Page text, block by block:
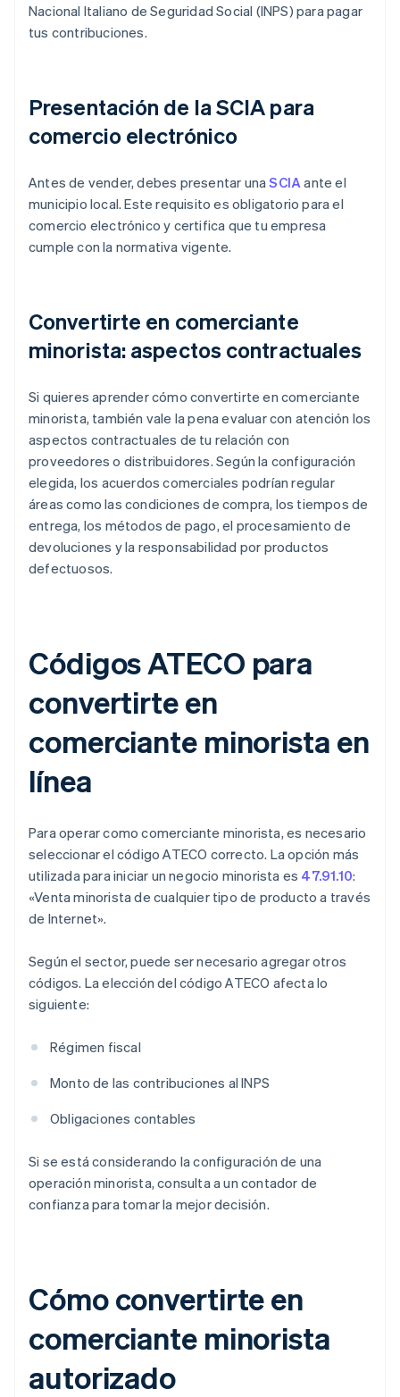
Nacional Italiano de Seguridad Social (INPS) para pagar
tus contribuciones.
Presentación de la SCIA para
comercio electrónico
Antes de vender, debes presentar unaSCIAante el
municipio local. Este requisito es obligatorio para el
comercio electrónico y certifica que tu empresa
cumple con la normativa vigente.
Convertirte en comerciante
minorista: aspectos contractuales
Si quieres aprender cómo convertirte en comerciante
minorista, también vale la pena evaluar con atención los
aspectos contractuales de tu relación con
proveedores o distribuidores. Según la configuración
elegida, los acuerdos comerciales podrían regular
áreas como las condiciones de compra, los tiempos de
entrega, los métodos de pago, el procesamiento de
devoluciones y la responsabilidad por productos
defectuosos.
Códigos ATECO para
convertirte en
comerciante minorista en
línea
Para operar como comerciante minorista, es necesario
seleccionar el código ATECO correcto. La opción más
utilizada para iniciar un negocio minorista es 47.91.10:
«Venta minorista de cualquier tipo de producto a través
de Internet».
Según el sector, puede ser necesario agregar otros
códigos. La elección del código ATECO afecta lo
siguiente:
Régimen fiscal
Monto de las contribuciones al INPS
Obligaciones contables
Si se está considerando la configuración de una
operación minorista, consulta a un contador de
confianza para tomar la mejor decisión.
Cómo convertirte en
comerciante minorista
autorizado